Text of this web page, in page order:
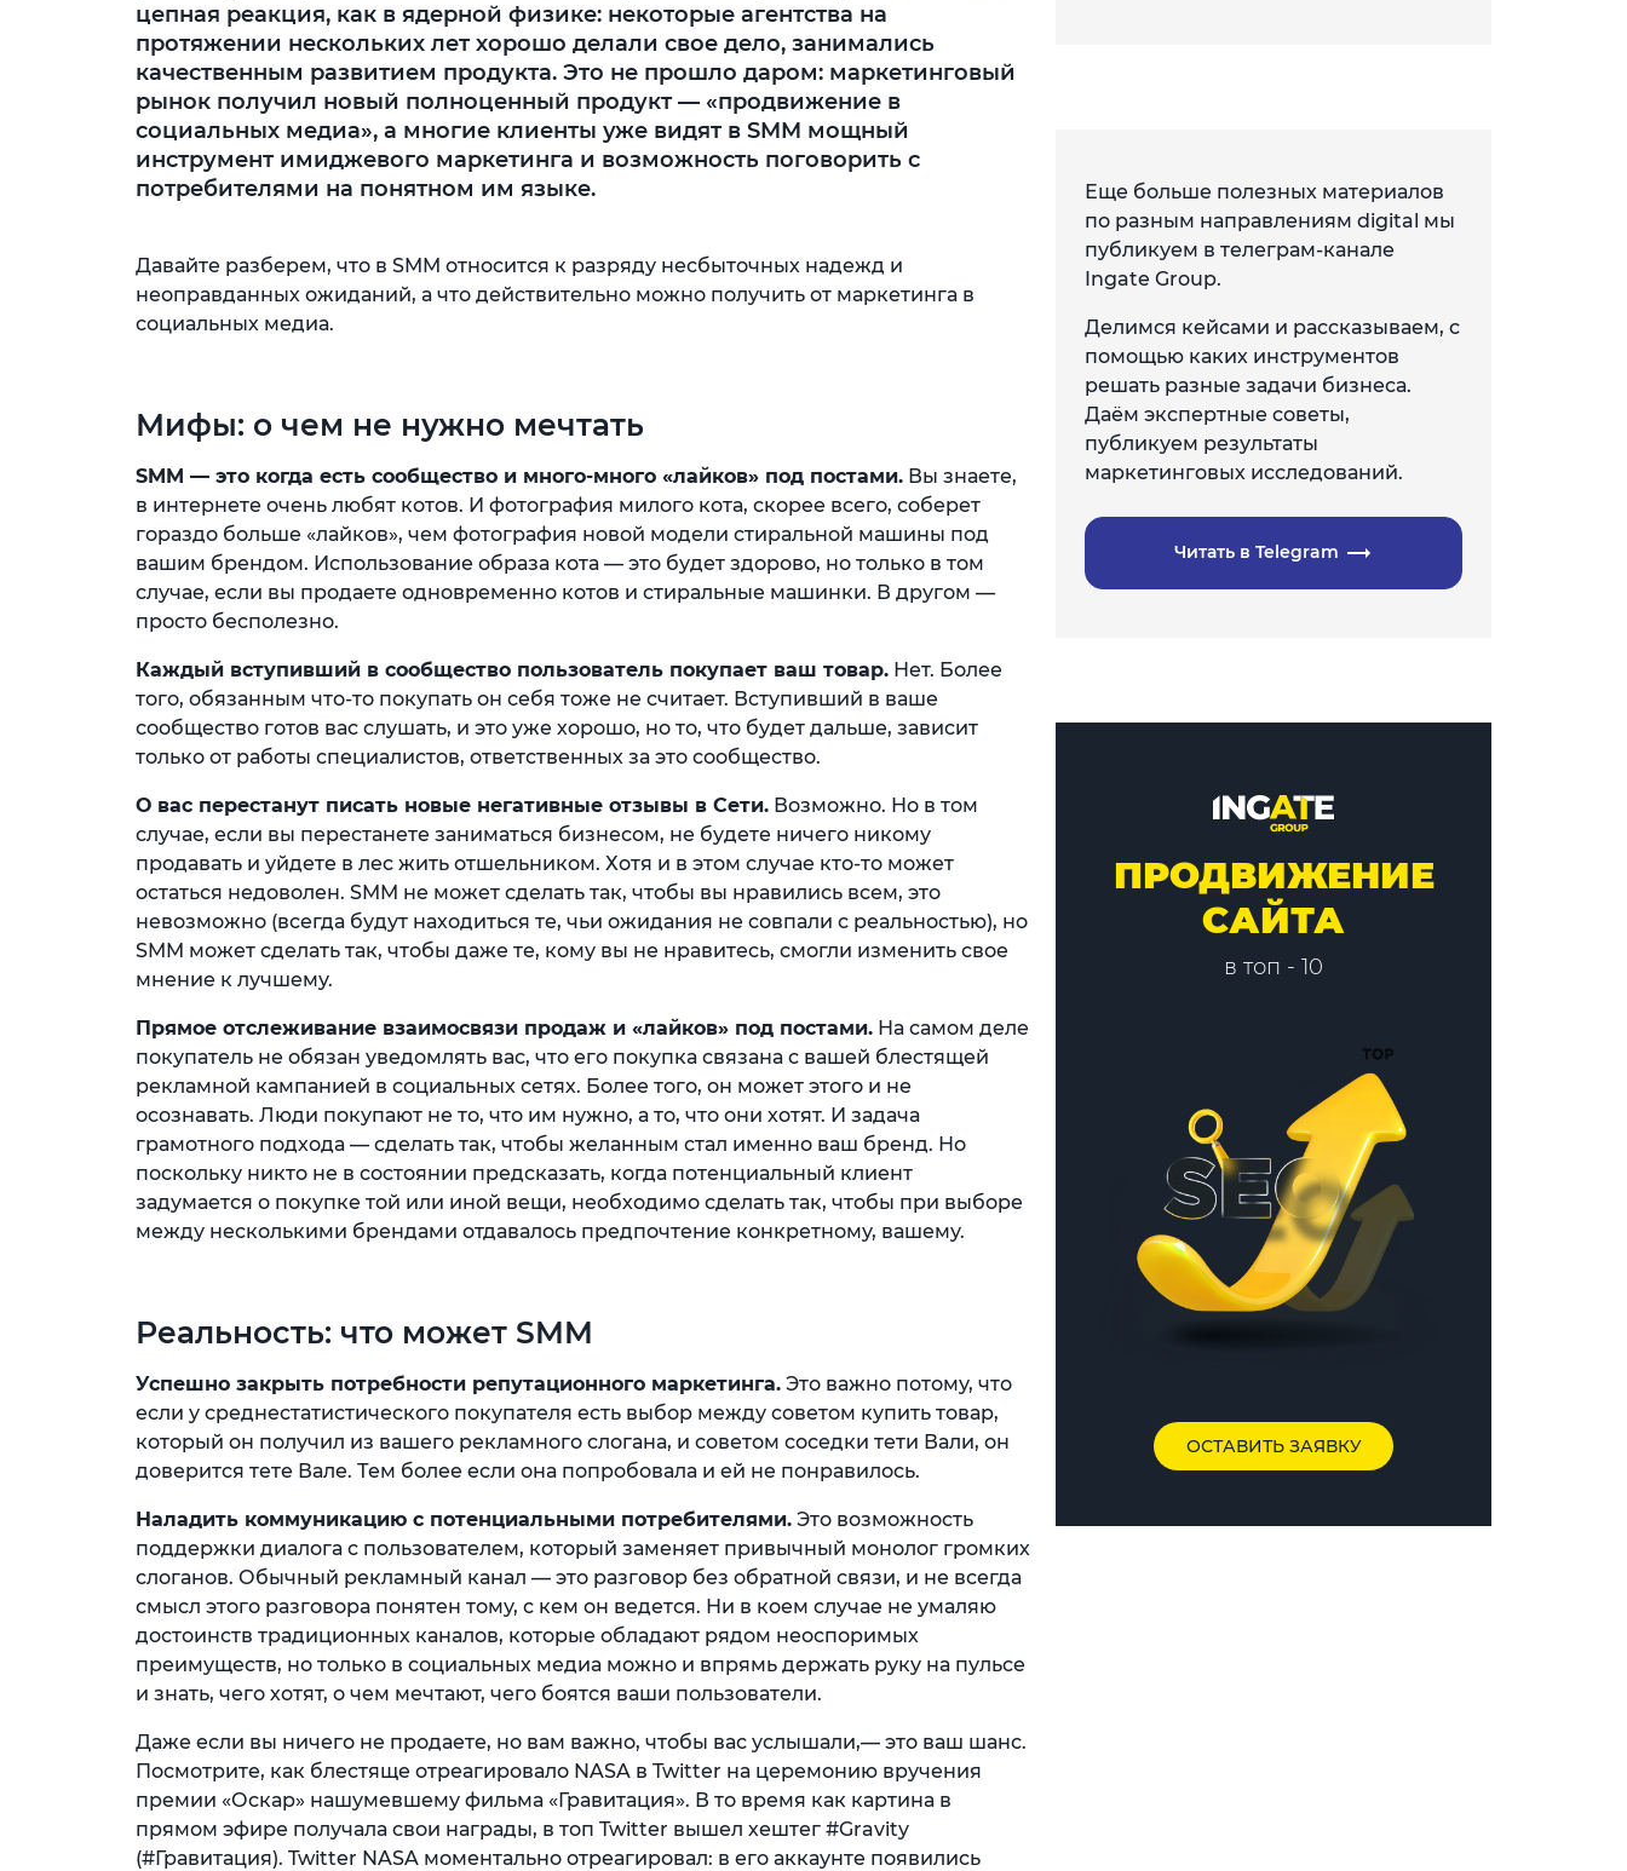
цепная реакция, как в ядерной физике: некоторые агентства на
протяжении нескольких лет хорошо делали свое дело, занимались
качественным развитием продукта. Это не прошло даром: маркетинговый
рынок получил новый полноценный продукт — «продвижение в
социальных медиа», а многие клиенты уже видят в SMM мощный
инструмент имиджевого маркетинга и возможность поговорить с
потребителями на понятном им языке.
Давайте разберем, что в SMM относится к разряду несбыточных надежд и
неоправданных ожиданий, а что действительно можно получить от маркетинга в
социальных медиа.
Мифы: о чем не нужно мечтать
SMM — это когда есть сообщество и много-много «лайков» под постами. Вы знаете,
в интернете очень любят котов. И фотография милого кота, скорее всего, соберет
гораздо больше «лайков», чем фотография новой модели стиральной машины под
вашим брендом. Использование образа кота — это будет здорово, но только в том
случае, если вы продаете одновременно котов и стиральные машинки. В другом —
просто бесполезно.
Каждый вступивший в сообщество пользователь покупает ваш товар. Нет. Более
того, обязанным что-то покупать он себя тоже не считает. Вступивший в ваше
сообщество готов вас слушать, и это уже хорошо, но то, что будет дальше, зависит
только от работы специалистов, ответственных за это сообщество.
О вас перестанут писать новые негативные отзывы в Сети. Возможно. Но в том
случае, если вы перестанете заниматься бизнесом, не будете ничего никому
продавать и уйдете в лес жить отшельником. Хотя и в этом случае кто-то может
остаться недоволен. SMM не может сделать так, чтобы вы нравились всем, это
невозможно (всегда будут находиться те, чьи ожидания не совпали с реальностью), но
SMM может сделать так, чтобы даже те, кому вы не нравитесь, смогли изменить свое
мнение к лучшему.
Прямое отслеживание взаимосвязи продаж и «лайков» под постами. На самом деле
покупатель не обязан уведомлять вас, что его покупка связана с вашей блестящей
рекламной кампанией в социальных сетях. Более того, он может этого и не
осознавать. Люди покупают не то, что им нужно, а то, что они хотят. И задача
грамотного подхода — сделать так, чтобы желанным стал именно ваш бренд. Но
поскольку никто не в состоянии предсказать, когда потенциальный клиент
задумается о покупке той или иной вещи, необходимо сделать так, чтобы при выборе
между несколькими брендами отдавалось предпочтение конкретному, вашему.
Реальность: что может SMM
Успешно закрыть потребности репутационного маркетинга. Это важно потому, что
если у среднестатистического покупателя есть выбор между советом купить товар,
который он получил из вашего рекламного слогана, и советом соседки тети Вали, он
доверится тете Вале. Тем более если она попробовала и ей не понравилось.
Наладить коммуникацию с потенциальными потребителями. Это возможность
поддержки диалога с пользователем, который заменяет привычный монолог громких
слоганов. Обычный рекламный канал — это разговор без обратной связи, и не всегда
смысл этого разговора понятен тому, с кем он ведется. Ни в коем случае не умаляю
достоинств традиционных каналов, которые обладают рядом неоспоримых
преимуществ, но только в социальных медиа можно и впрямь держать руку на пульсе
и знать, чего хотят, о чем мечтают, чего боятся ваши пользователи.
Даже если вы ничего не продаете, но вам важно, чтобы вас услышали,— это ваш шанс.
Посмотрите, как блестяще отреагировало NASA в Twitter на церемонию вручения
премии «Оскар» нашумевшему фильма «Гравитация». В то время как картина в
прямом эфире получала свои награды, в топ Twitter вышел хештег #Gravity
(#Гравитация). Twitter NASA моментально отреагировал: в его аккаунте появились
Еще больше полезных материалов
по разным направлениям digital мы
публикуем в телеграм-канале
Ingate Group.
Делимся кейсами и рассказываем, с
помощью каких инструментов
решать разные задачи бизнеса.
Даём экспертные советы,
публикуем результаты
маркетинговых исследований.
Читать в Telegram
ПРОДВИЖЕНИЕ
САЙТА
в топ - 10
ОСТАВИТЬ ЗАЯВКУ